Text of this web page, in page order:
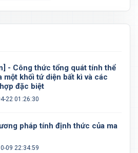
- Công thức tổng quát tính thể
một khối tứ diện bất kì và các
đặc biệt
22 01:26:30
pháp tính định thức của ma
09 22:34:59